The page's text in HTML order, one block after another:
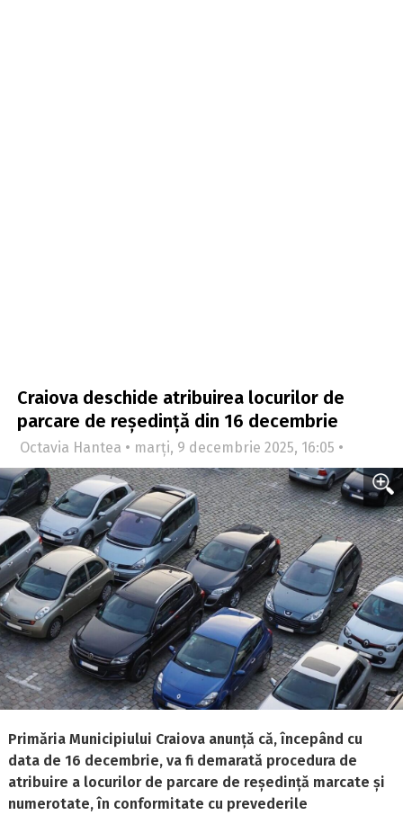
Craiova deschide atribuirea locurilor de
parcare de reședință din 16 decembrie
Octavia Hantea • marți, 9 decembrie 2025, 16:05 •
Primăria Municipiului Craiova anunță că, începând cu
data de 16 decembrie, va fi demarată procedura de
atribuire a locurilor de parcare de reședință marcate și
numerotate, în conformitate cu prevederile